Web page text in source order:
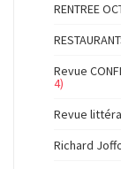
RENTREE
Revue
4)
Revue
Richard